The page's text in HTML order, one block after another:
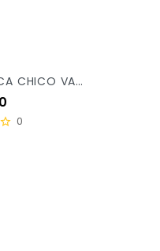
RELOJ HEIS DIDACTICA CHICO VAR/MOD C/6PZ
0